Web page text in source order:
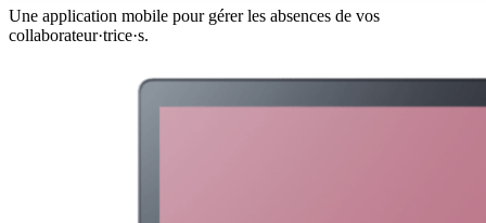
Une application mobile pour gérer les absences de vos
collaborateur·trice·s.